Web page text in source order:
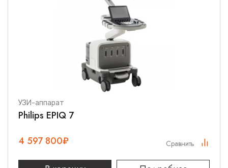
УЗИ-аппарат
Philips EPIQ 7
4 597 800₽ Сравнить